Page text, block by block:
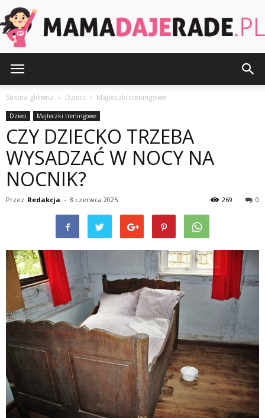
Strona główna Dzieci Majteczki treningowe
Dzieci Majteczki treningowe
CZY DZIECKO TRZEBA
WYSADZAĆ W NOCY NA
NOCNIK?
Przez Redakcja - 8 czerwca 2025 0
269